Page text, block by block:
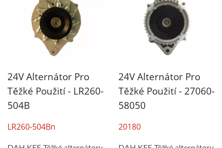
24V Alternátor Pro
Těžké Použití - LR260-
504B
LR260-504Bn
24V Alternátor Pro
Těžké Použití - 27060-
58050
20180